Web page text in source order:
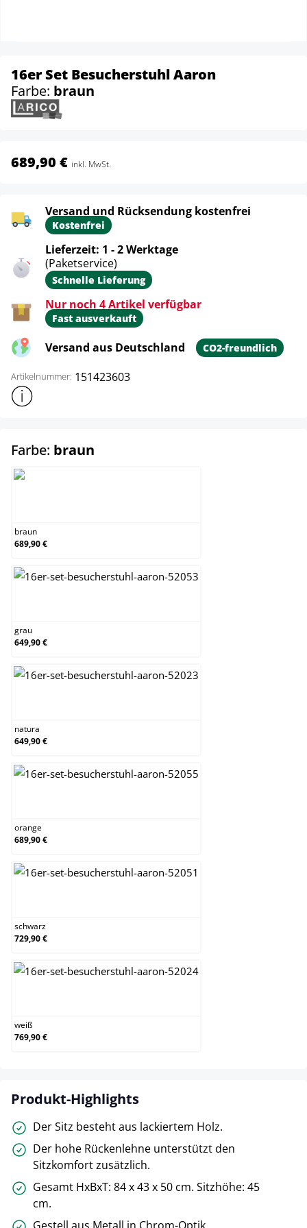
16er Set Besucherstuhl Aaron
Farbe: braun
689,90 € inkl. MwSt.
Versand und Rücksendung kostenfrei
Kostenfrei
Lieferzeit: 1 - 2 Werktage
(Paketservice)
Schnelle Lieferung
Nur noch 4 Artikel verfügbar
Fast ausverkauft
Versand aus Deutschland CO2-freundlich
Artikelnummer: 151423603
Weitere Produktinformationen anzeigen
Farbe: braun
braun
689,90 €
grau
649,90 €
natura
649,90 €
orange
689,90 €
schwarz
729,90 €
weiß
769,90 €
Produkt-Highlights
Der Sitz besteht aus lackiertem Holz.
Der hohe Rückenlehne unterstützt den
Sitzkomfort zusätzlich.
Gesamt HxBxT: 84 x 43 x 50 cm. Sitzhöhe: 45
cm.